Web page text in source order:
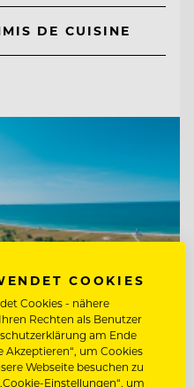
DE CUISINE
COOKIES
Cookies - nähere
Rechten als Benutzer
am Ende
Akzeptieren“, um Cookies
Webseite besuchen zu
Einstellungen“, um